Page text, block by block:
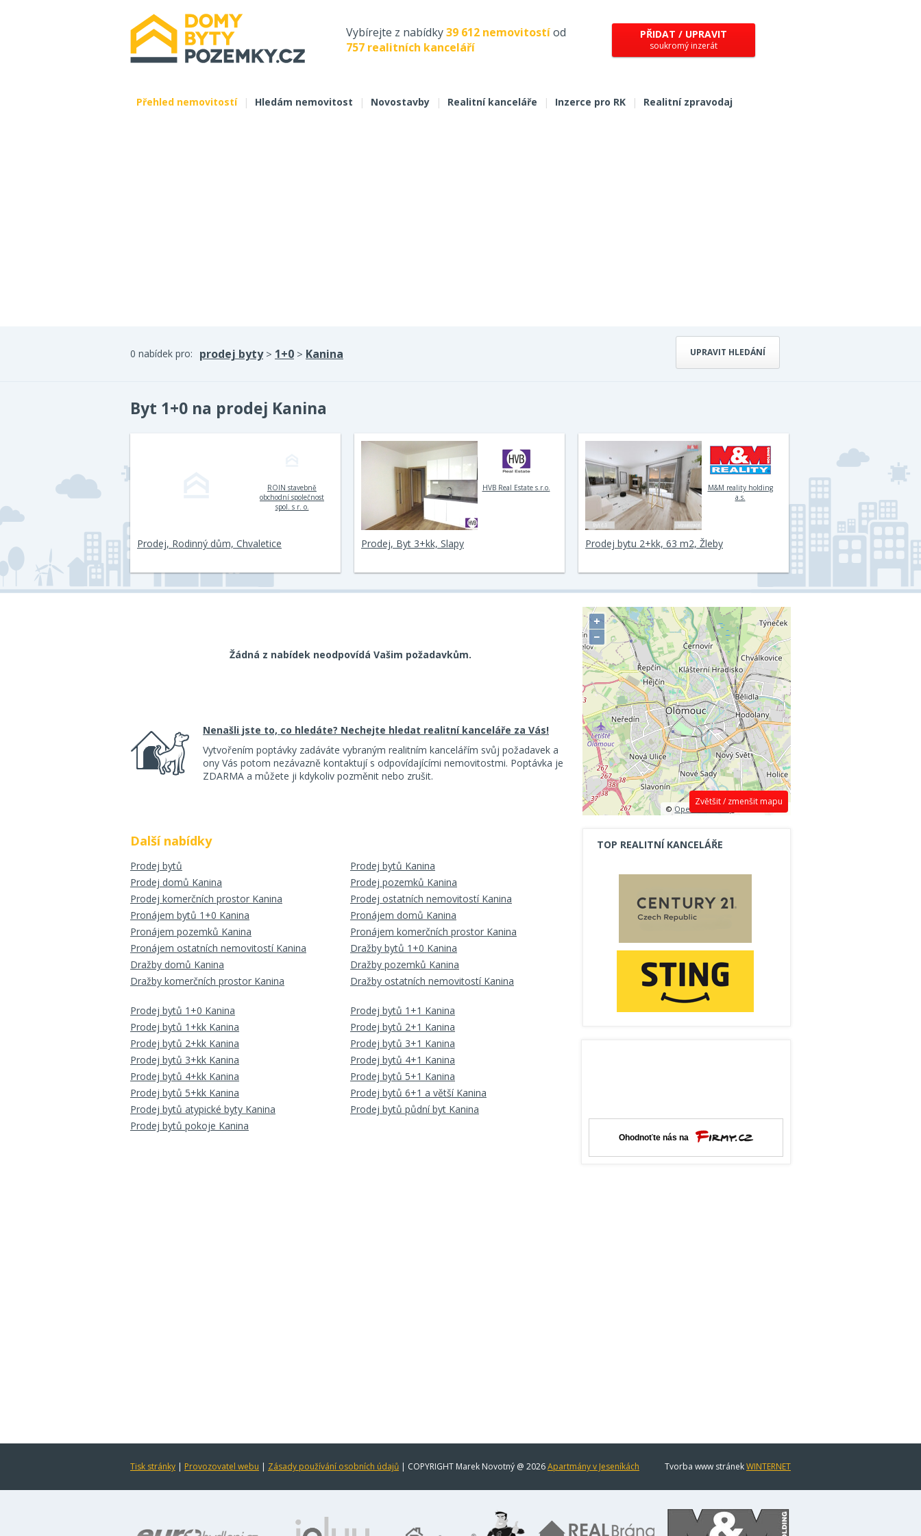
Vybírejte z nabídky39 612 nemovitostíod
757 realitních kanceláří
PŘIDAT / UPRAVIT
soukromý inzerát
Přehled nemovitostí | Hledám nemovitost | Novostavby | Realitní kanceláře | Inzerce pro RK | Realitní zpravodaj
UPRAVIT HLEDÁNÍ
0 nabídek pro: prodej byty> 1+0 > Kanina
Byt 1+0 na prodej Kanina
ROIN stavebně
obchodní společnost
spol. s r. o.
Prodej, Rodinný dům, Chvaletice
HVB Real Estate s.r.o.
Prodej, Byt 3+kk, Slapy
M&M reality holding
a.s.
Prodej bytu 2+kk, 63 m2, Žleby
Žádná z nabídek neodpovídá Vašim požadavkům.
Nenašli jste to, co hledáte? Nechejte hledat realitní kanceláře za Vás!
Vytvořením poptávky zadáváte vybraným realitním kancelářím svůj požadavek a
ony Vás potom nezávazně kontaktují s odpovídajícími nemovitostmi. Poptávka je
ZDARMA a můžete ji kdykoliv pozměnit nebo zrušit.
Další nabídky
Prodej bytů
Prodej bytů Kanina
Prodej domů Kanina
Prodej pozemků Kanina
Prodej komerčních prostor Kanina
Prodej ostatních nemovitostí Kanina
Pronájem bytů 1+0 Kanina
Pronájem domů Kanina
Pronájem pozemků Kanina
Pronájem komerčních prostor Kanina
Pronájem ostatních nemovitostí Kanina
Dražby bytů 1+0 Kanina
Dražby domů Kanina
Dražby pozemků Kanina
Dražby komerčních prostor Kanina
Dražby ostatních nemovitostí Kanina
Prodej bytů 1+0 Kanina
Prodej bytů 1+1 Kanina
Prodej bytů 1+kk Kanina
Prodej bytů 2+1 Kanina
Prodej bytů 2+kk Kanina
Prodej bytů 3+1 Kanina
Prodej bytů 3+kk Kanina
Prodej bytů 4+1 Kanina
Prodej bytů 4+kk Kanina
Prodej bytů 5+1 Kanina
Prodej bytů 5+kk Kanina
Prodej bytů 6+1 a větší Kanina
Prodej bytů atypické byty Kanina
Prodej bytů půdní byt Kanina
Prodej bytů pokoje Kanina
Zvětšit / zmenšit mapu
+
−
©OpenStreetMap contributors.
TOP REALITNÍ KANCELÁŘE
Tisk stránky | Provozovatel webu | Zásady používání osobních údajů | COPYRIGHT Marek Novotný @ 2026Apartmány v Jeseníkách Tvorba www stránekWINTERNET